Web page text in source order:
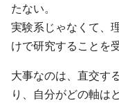
たない。
実験系じゃなくて、
けで研究することを
大事なのは、直交す
り、自分がどの軸は